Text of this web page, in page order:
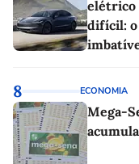
elétrico
difícil: o
8 ECONOMIA
Mega-